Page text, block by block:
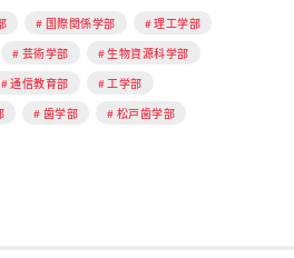
国際関係学部
理工学部
芸術学部
生物資源科学部
通信教育部
工学部
歯学部
松戸歯学部